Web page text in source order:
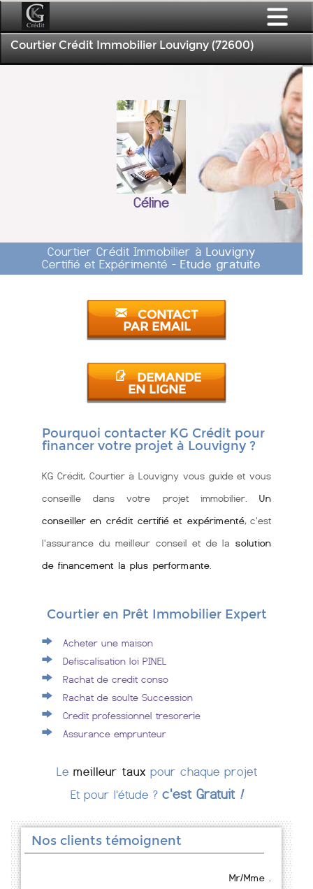
Courtier Crédit Immobilier Louvigny (72600)
Céline
Courtier Crédit Immobilier à Louvigny
Certifié et Expérimenté - Etude gratuite
CONTACT
PAR EMAIL
DEMANDE
EN LIGNE
Pourquoi contacter KG Crédit pour
financer votre projet à Louvigny ?
KG Crédit, Courtier à Louvigny vous guide et vous
conseille dans votre projet immobilier. Un
conseiller en crédit certifié et expérimenté, c'est
l'assurance du meilleur conseil et de la solution
de financement la plus performante
Courtier en Prêt Immobilier Expert
Acheter une maison
Defiscalisation loi PINEL
Rachat de credit conso
Rachat de soulte Succession
Credit professionnel tresorerie
Assurance emprunteur
Le meilleur taux pour chaque projet
Et pour l'étude ? c'est Gratuit !
Nos clients témoignent
Mr/Mme .